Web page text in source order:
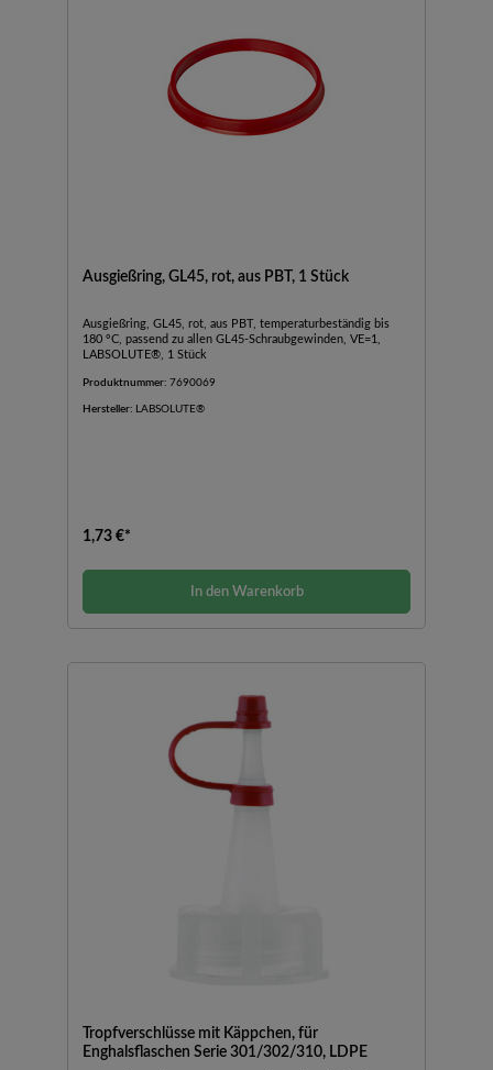
Ausgießring, GL45, rot, aus PBT, 1 Stück
Ausgießring, GL45, rot, aus PBT, temperaturbeständig bis
180 °C, passend zu allen GL45-Schraubgewinden, VE=1,
LABSOLUTE®, 1 Stück
Produktnummer: 7690069
Hersteller: LABSOLUTE®
1,73 €*
In den Warenkorb
Tropfverschlüsse mit Käppchen, für
Enghalsflaschen Serie 301/302/310, LDPE